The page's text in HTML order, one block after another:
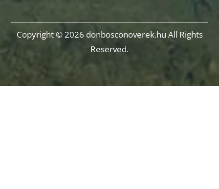
Copyright © 2026 donbosconoverek.hu All Rights
Reserved.